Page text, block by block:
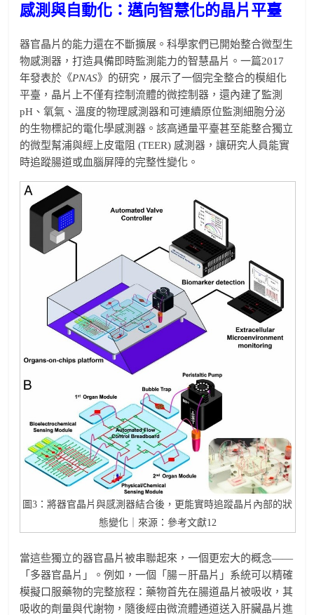
感測與自動化：邁向智慧化的晶片平臺
器官晶片的能力還在不斷擴展。科學家們已開始整合微型生
物感測器，打造具備即時監測能力的智慧晶片。一篇2017
年發表於《PNAS》的研究，展示了一個完全整合的模組化
平臺，晶片上不僅有控制流體的微控制器，還內建了監測
pH、氧氣、溫度的物理感測器和可連續原位監測細胞分泌
的生物標記的電化學感測器。該高通量平臺甚至能整合獨立
的微型幫浦與經上皮電阻 (TEER) 感測器，讓研究人員能實
時追蹤腸道或血腦屏障的完整性變化。
圖3：將器官晶片與感測器結合後，更能實時追蹤晶片內部的狀
態變化｜來源：參考文獻12
當這些獨立的器官晶片被串聯起來，一個更宏大的概念——
「多器官晶片」。例如，一個「腸－肝晶片」系統可以精確
模擬口服藥物的完整旅程：藥物首先在腸道晶片被吸收，其
吸收的劑量與代謝物，隨後經由微流體通道送入肝臟晶片進